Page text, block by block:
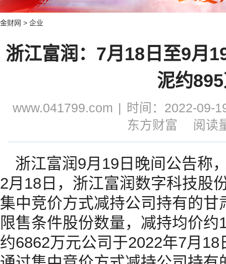
金财网 > 企业
浙江富润：7月18日至9月
泥约
www.041799.com
时间：2022-09-
东方财富
阅读
浙江富润9月19日晚间公告称
2月18日，浙江富润数字科技股
集中竞价方式减持公司持有的
限售条件股份数量，减持均价
约6862万元公司于2022年7月